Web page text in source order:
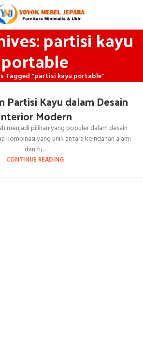
partisi kayu
portable
Tagged "partisi kayu portable"
Partisi Kayu dalam Desain
Modern
menjadi pilihan yang populer dalam desain
kombinasi yang unik antara keindahan alami
dan fu...
CONTINUE READING